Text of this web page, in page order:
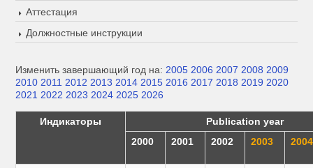
Аттестация
Должностные инструкции
Изменить завершающий год на: 2005 2006 2007 2008 2009
2010 2011 2012 2013 2014 2015 2016 2017 2018 2019 2020
2021 2022 2023 2024 2025 2026
Индикаторы
Publication year
2000
2001 2002 2003 2004